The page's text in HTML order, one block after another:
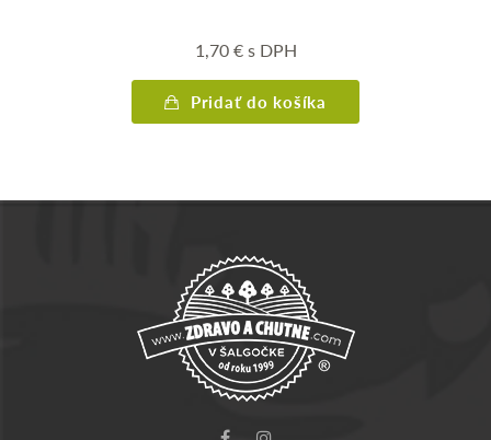
1,70€s DPH
Pridať do košíka